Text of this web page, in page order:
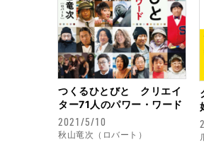
つくるひとびと クリエイ
ター71人のパワー・ワード
2021/5/10
秋山竜次（ロバート）